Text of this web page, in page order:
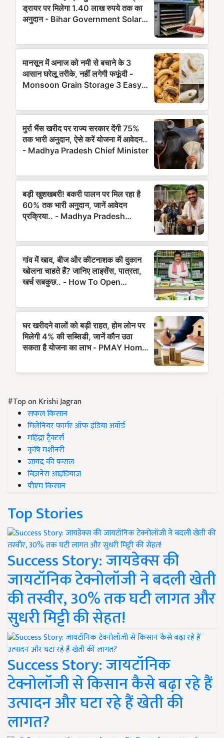
#Top on Krishi Jagran
सफल किसान
मिलेनियर फार्मर ऑफ इंडिया अवॉर्ड
महिंद्रा ट्रैक्टर्स
कृषि मशीनरी
जायद की फसल
बिज़नेस आइडियाज
पीएम किसान
Top Stories
Success Story: जायडेक्स की
जायटॉनिक टेक्नोलॉजी ने बदली खेती
की तस्वीर, 30% तक घटी लागत और
सुधरी मिट्टी की सेहत!
Success Story: जायटॉनिक
टेक्नोलॉजी से किसान कैसे बढ़ा रहे हैं
उत्पादन और घटा रहे हैं खेती की
लागत?